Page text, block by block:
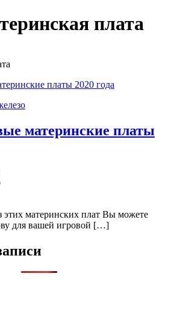
плата
материнские платы
материнских плат Вы можете
для вашей игровой […]